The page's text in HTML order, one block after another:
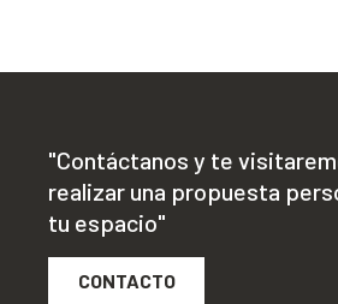
"Contáctanos y te
realizar una propuesta
tu espacio"
CONTACTO